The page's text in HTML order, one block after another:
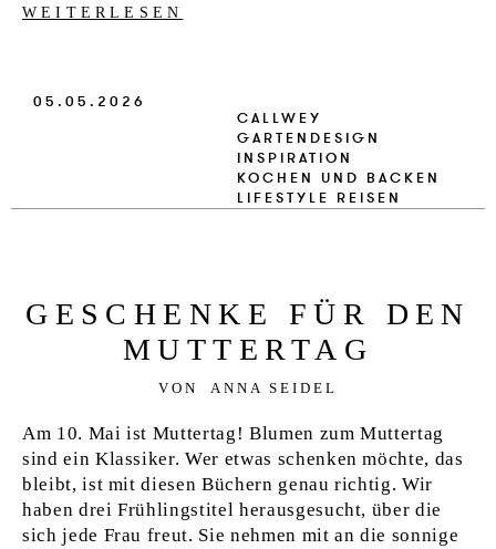
WEITERLESEN
05.05.2026
CALLWEY
GARTENDESIGN
INSPIRATION
KOCHEN UND BACKEN
LIFESTYLE REISEN
GE­SCHEN­KE FÜR DEN
MUT­T­ER­TAG
VON ANNA SEIDEL
Am 10. Mai ist Muttertag! Blumen zum Muttertag
sind ein Klassiker. Wer etwas schenken möchte, das
bleibt, ist mit diesen Büchern genau richtig. Wir
haben drei Frühlingstitel herausgesucht, über die
sich jede Frau freut. Sie nehmen mit an die sonnige